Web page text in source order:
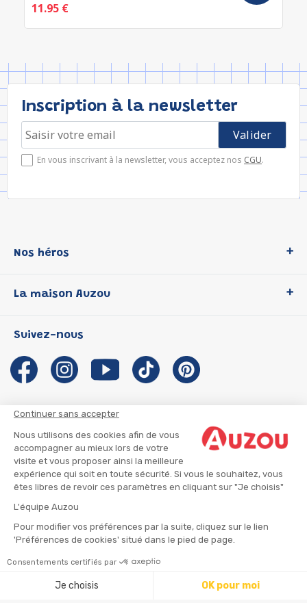
Continuer sans accepter
Nous utilisons des cookies afin de vous
accompagner au mieux lors de votre
visite et vous proposer ainsi la meilleure
expérience qui soit en toute sécurité. Si vous le souhaitez, vous
êtes libres de revoir ces paramètres en cliquant sur "Je choisis"
L'équipe Auzou
Pour modifier vos préférences par la suite, cliquez sur le lien
'Préférences de cookies' situé dans le pied de page.
Consentements certifiés par
Je choisis OK pour moi
Ajouter au panier
11.95 €
Inscription à la newsletter
En vous inscrivant à la newsletter, vous acceptez nos CGU.
Nos héros
P'tit Loup
Les Influenceuses
Migali
Petite Taupe
La maison Auzou
Notre histoire
Auzou s'engage
Auteurs et illustrateurs Auzou
Suivre mon colis
Infos consommateur
Suivez-nous
CGU
CGV
Mentions légales
© 2026 - AUZOU |